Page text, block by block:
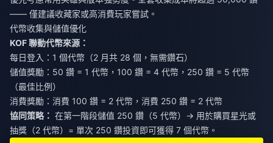
—— 僅建議收藏家或高消費玩家嘗試。
代幣收集與儲值優化
KOF 聯動代幣來源：
每日登入：1 個代幣（2 月共 28 個，無需鑽石）
儲值獎勵：50 鑽 = 1 代幣，100 鑽 = 4 代幣，250 鑽 = 5 代幣
（最佳比例）
消費獎勵：消費 100 鑽 = 2 代幣，消費 250 鑽 = 2 代幣
協同策略： 在第一階段儲值 250 鑽（5 代幣）→ 用於購買星光或
抽獎（2 代幣）= 單次 250 鑽投資即可獲得 7 個代幣。